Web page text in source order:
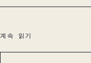
계속 읽기